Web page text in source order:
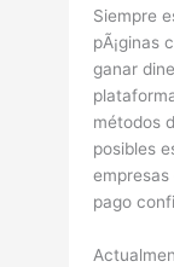
Siempre
pÃ¡ginas
ganar
métodos
posibles
empresas
pago